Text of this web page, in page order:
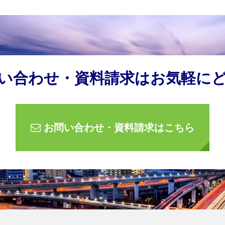
合わせ・資料請求はお気軽に
お問い合わせ・資料請求はこちら